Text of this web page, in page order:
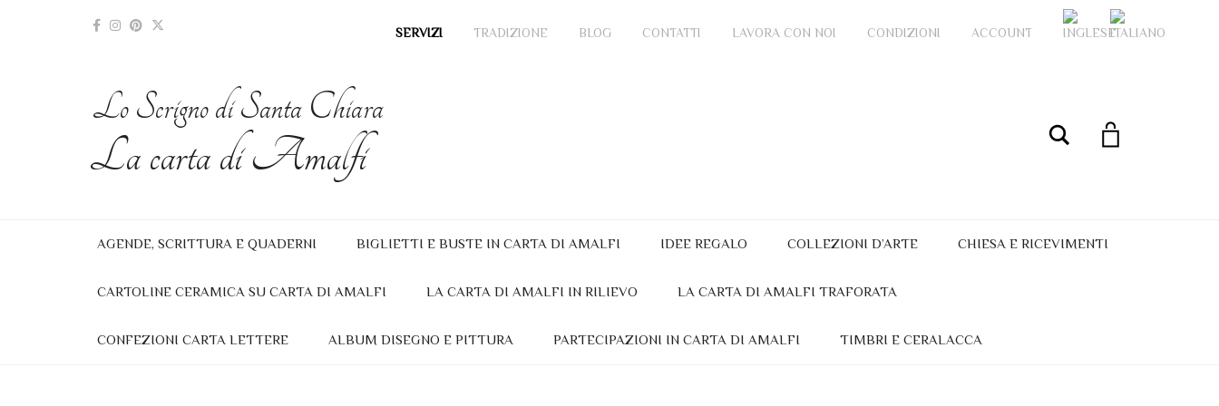
SERVIZI TRADIZIONE BLOG CONTATTI LAVORA CON NOI CONDIZIONI ACCOUNT
Lo Scrigno di Santa Chiara
La carta di Amalfi
My Account
Cerca
AGENDE, SCRITTURA E QUADERNI BIGLIETTI E BUSTE IN CARTA DI AMALFI IDEE REGALO COLLEZIONI D’ARTE CHIESA E RICEVIMENTI
CARTOLINE CERAMICA SU CARTA DI AMALFI LA CARTA DI AMALFI IN RILIEVO LA CARTA DI AMALFI TRAFORATA
CONFEZIONI CARTA LETTERE ALBUM DISEGNO E PITTURA PARTECIPAZIONI IN CARTA DI AMALFI TIMBRI E CERALACCA